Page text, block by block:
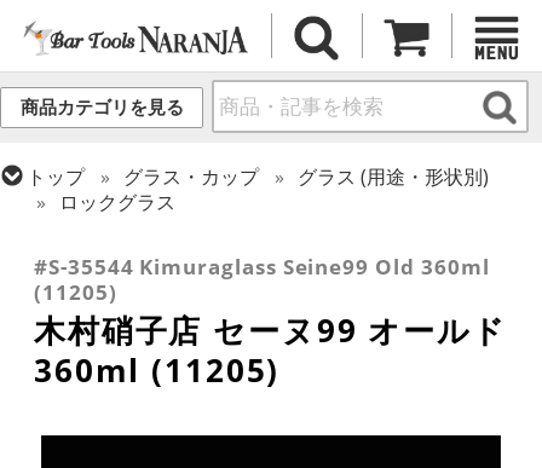
商品カテゴリを見る
トップ グラス・カップ
グラス (用途・形状別)
ロックグラス
木村硝子店
#S-35544 Kimuraglass Seine99 Old 360ml
(11205)
木村硝子店 セーヌ99 オールド
360ml (11205)